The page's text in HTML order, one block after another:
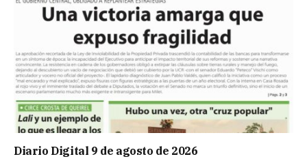
Diario Digital 9 de agosto de 2026